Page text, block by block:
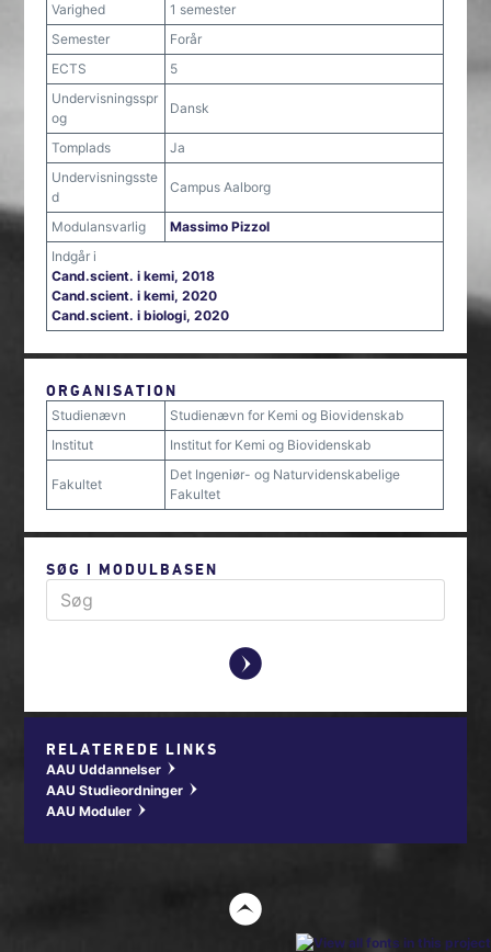
Varighed
1 semester
Semester
Forår
ECTS
5
Undervisningsspr
og
Dansk
Tomplads
Ja
Undervisningsste
d
Campus Aalborg
Modulansvarlig
Massimo Pizzol
Indgår i
Cand.scient. i kemi, 2018
Cand.scient. i kemi, 2020
Cand.scient. i biologi, 2020
ORGANISATION
Studienævn
Studienævn for Kemi og Biovidenskab
Institut
Institut for Kemi og Biovidenskab
Fakultet
Det Ingeniør- og Naturvidenskabelige
Fakultet
SØG I MODULBASEN
y
RELATEREDE LINKS
AAU Uddannelser w
AAU Studieordninger w
AAU Moduler w
t